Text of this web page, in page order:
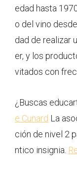
edad hasta
o del vino
dad de realizar
er, y los
vitados con
¿Buscas
e Cunard La
ción de nivel 2
ntico insignia.